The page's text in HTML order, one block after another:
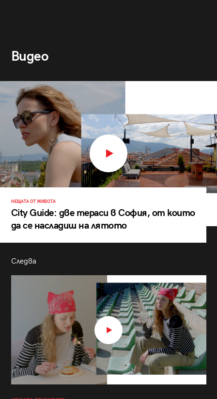
Видео
НЕЩАТА ОТ ЖИВОТА
City Guide: две тераси в София, от които
да се насладиш на лятото
Следва